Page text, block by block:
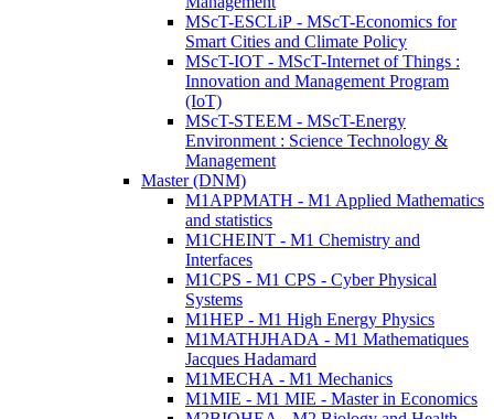
MScT-ESCLiP - MScT-Economics for
Smart Cities and Climate Policy
MScT-IOT - MScT-Internet of Things :
Innovation and Management Program
(IoT)
MScT-STEEM - MScT-Energy
Environment : Science Technology &
Management
Master (DNM)
M1APPMATH - M1 Applied Mathematics
and statistics
M1CHEINT - M1 Chemistry and
Interfaces
M1CPS - M1 CPS - Cyber Physical
Systems
M1HEP - M1 High Energy Physics
M1MATHJHADA - M1 Mathematiques
Jacques Hadamard
M1MECHA - M1 Mechanics
M1MIE - M1 MIE - Master in Economics